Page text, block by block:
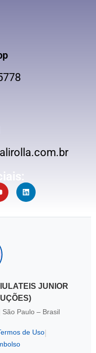
JUNIOR
Paulo – Brasil
de Uso